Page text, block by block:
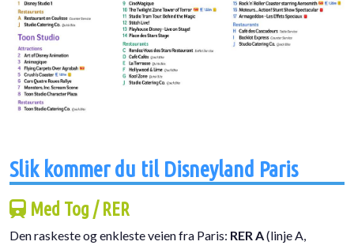
Slik kommer du til Disneyland Paris
Med Tog / RER
Den raskeste og enkleste veien fra Paris: RER A(linje A,